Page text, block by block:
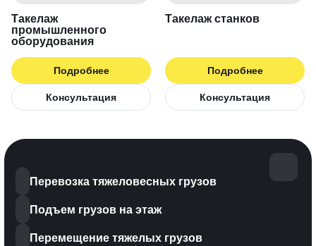
Такелаж
промышленного
оборудования
Подробнее
Консультация
Такелаж станков
Подробнее
Консультация
Перевозка тяжеловесных грузов
Подъем грузов на этаж
Перемещение тяжелых грузов